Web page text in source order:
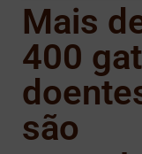
Mais
400
são